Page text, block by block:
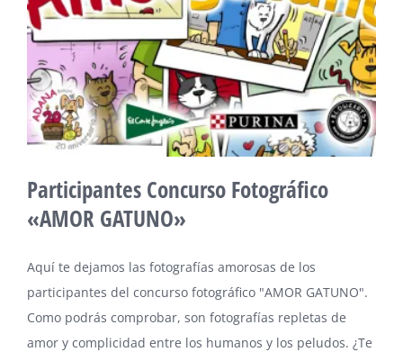
Participantes Concurso Fotográfico
«AMOR GATUNO»
Aquí te dejamos las fotografías amorosas de los
participantes del concurso fotográfico "AMOR GATUNO".
Como podrás comprobar, son fotografías repletas de
amor y complicidad entre los humanos y los peludos. ¿Te